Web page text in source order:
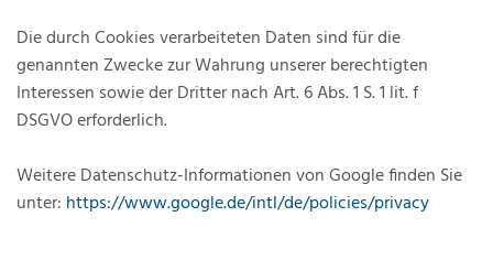
Die durch Cookies verarbeiteten Daten sind für die
genannten Zwecke zur Wahrung unserer berechtigten
Interessen sowie der Dritter nach Art. 6 Abs. 1 S. 1 lit. f
DSGVO erforderlich.
Weitere Datenschutz-Informationen von Google finden Sie
unter: https://www.google.de/intl/de/policies/privacy